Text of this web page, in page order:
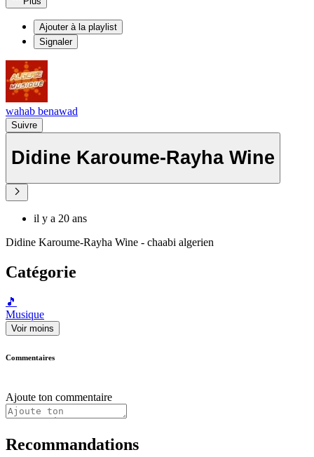
Ajouter à la playlist
Signaler
wahab benawad
Suivre
Didine Karoume-Rayha Wine
il y a 20 ans
Didine Karoume-Rayha Wine - chaabi algerien
Catégorie
🎵
Musique
Voir moins
Commentaires
Ajoute ton commentaire
Recommandations